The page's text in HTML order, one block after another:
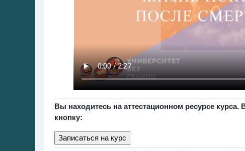
Вы находитесь на аттестационном ресурсе
кнопку: